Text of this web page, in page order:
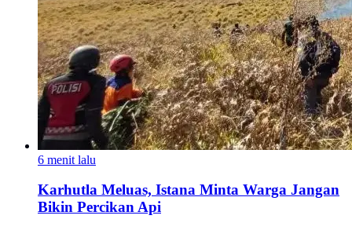
6 menit lalu
Karhutla Meluas, Istana Minta Warga Jangan
Bikin Percikan Api